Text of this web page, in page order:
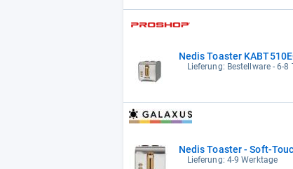
Nedis Toaster
Lieferung: Bestellware - 6-8
Nedis Toaster - Soft-
Lieferung: 4-9 Werktage